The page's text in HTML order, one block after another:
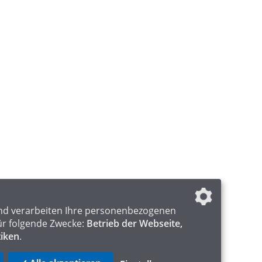
verarbeiten Ihre personenbezogenen
folgende Zwecke: Betrieb der Webseite,
.